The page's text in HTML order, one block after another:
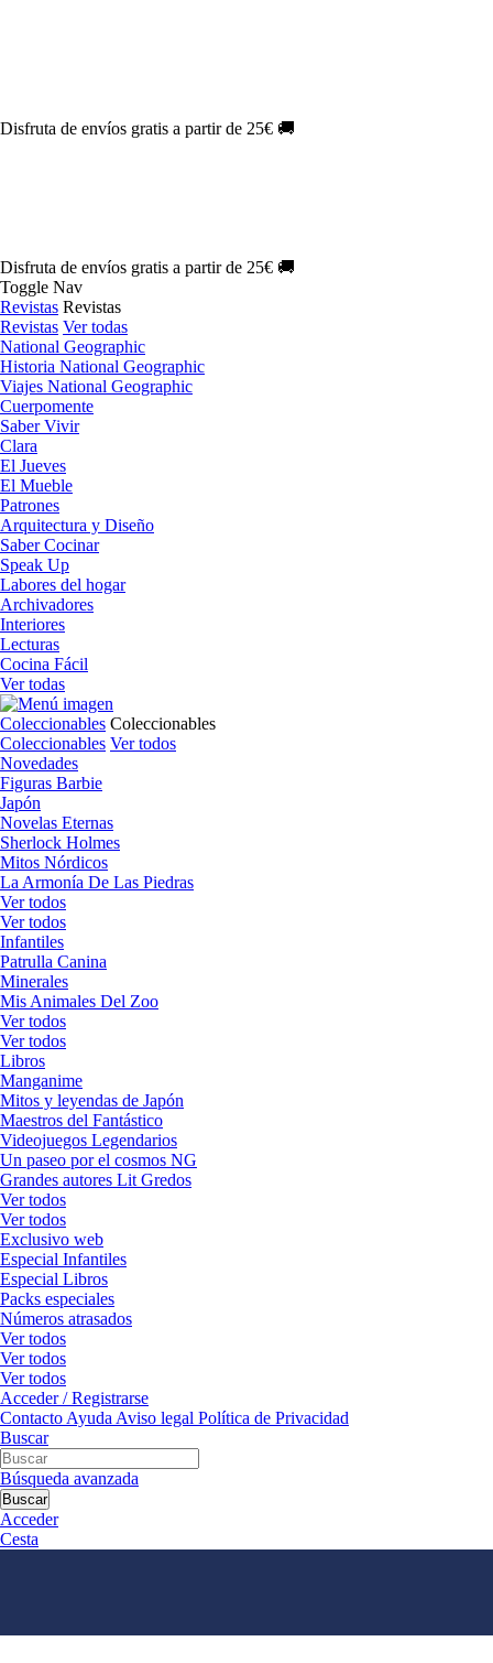
Disfruta de envíos gratis a partir de 25€ 🚚
Disfruta de envíos gratis a partir de 25€ 🚚
Toggle Nav
Revistas Revistas
Revistas Ver todas
National Geographic
Historia National Geographic
Viajes National Geographic
Cuerpomente
Saber Vivir
Clara
El Jueves
El Mueble
Patrones
Arquitectura y Diseño
Saber Cocinar
Speak Up
Labores del hogar
Archivadores
Interiores
Lecturas
Cocina Fácil
Ver todas
Coleccionables Coleccionables
Coleccionables Ver todos
Novedades
Figuras Barbie
Japón
Novelas Eternas
Sherlock Holmes
Mitos Nórdicos
La Armonía De Las Piedras
Ver todos
Ver todos
Infantiles
Patrulla Canina
Minerales
Mis Animales Del Zoo
Ver todos
Ver todos
Libros
Manganime
Mitos y leyendas de Japón
Maestros del Fantástico
Videojuegos Legendarios
Un paseo por el cosmos NG
Grandes autores Lit Gredos
Ver todos
Ver todos
Exclusivo web
Especial Infantiles
Especial Libros
Packs especiales
Números atrasados
Ver todos
Ver todos
Ver todos
Acceder / Registrarse
Contacto Ayuda Aviso legal Política de Privacidad
Buscar
Búsqueda avanzada
Buscar
Acceder
Cesta